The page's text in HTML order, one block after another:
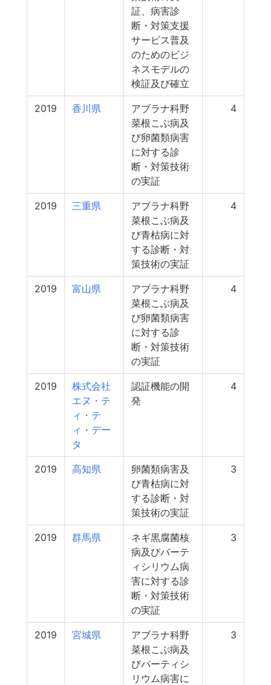
証、病害診
断・対策支援
サービス普及
のためのビジ
ネスモデルの
検証及び確立
2019 香川県
アブラナ科野
菜根こぶ病及
び卵菌類病害
に対する診
断・対策技術
の実証
4
2019 三重県
アブラナ科野
菜根こぶ病及
び青枯病に対
する診断・対
策技術の実証
4
2019 富山県
アブラナ科野
菜根こぶ病及
び卵菌類病害
に対する診
断・対策技術
の実証
4
2019
株式会社
エヌ・テ
ィ・テ
ィ・デー
タ
認証機能の開
発
4
2019 高知県
卵菌類病害及
び青枯病に対
する診断・対
策技術の実証
3
2019 群馬県
ネギ黒腐菌核
病及びバーテ
ィシリウム病
害に対する診
断・対策技術
の実証
3
2019 宮城県
アブラナ科野
菜根こぶ病及
びバーティシ
リウム病害に
3